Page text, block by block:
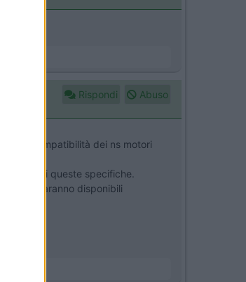
Rispondi Abuso
la compatibilità dei ns motori
ns mezzi queste specifiche.
saranno disponibili